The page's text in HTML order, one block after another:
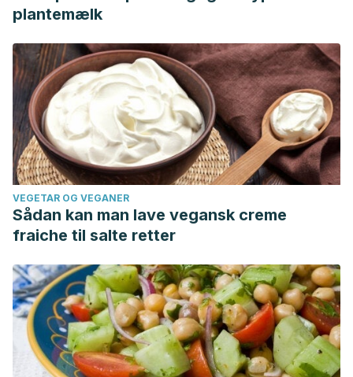
plantemælk
VEGETAR OG VEGANER
Sådan kan man lave vegansk creme
fraiche til salte retter